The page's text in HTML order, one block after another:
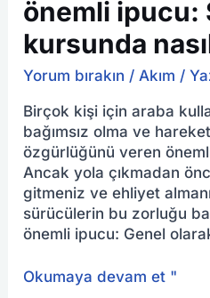
önemli ipucu:
kursunda
Yorum bırakın / Akım /
Birçok kişi için araba
bağımsız olma ve
özgürlüğünü veren
Ancak yola çıkmadan
gitmeniz ve ehliyet
sürücülerin bu zorluğu
önemli ipucu: Genel
Okumaya devam et "